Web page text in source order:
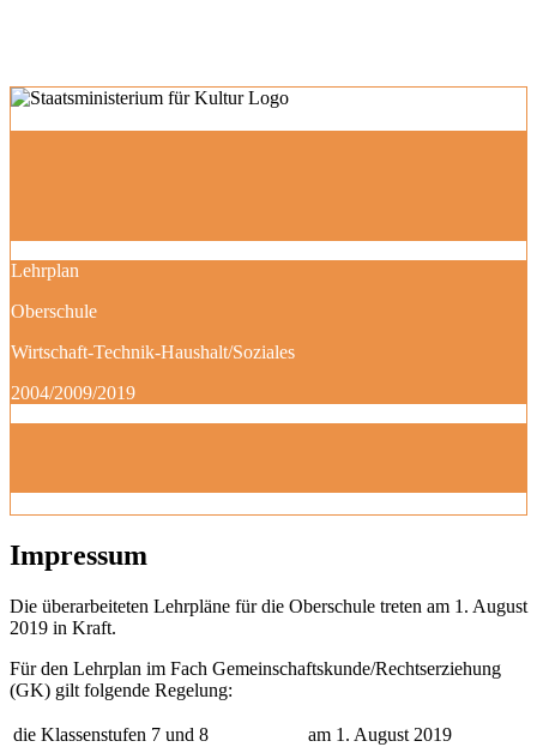
Lehrplan
Oberschule
Wirtschaft-Technik-Haushalt/Soziales
2004/2009/2019
Impressum
Die überarbeiteten Lehrpläne für die Oberschule treten am 1. August
2019 in Kraft.
Für den Lehrplan im Fach Gemeinschaftskunde/Rechtserziehung
(GK) gilt folgende Regelung:
die Klassenstufen 7 und 8
am 1. August 2019